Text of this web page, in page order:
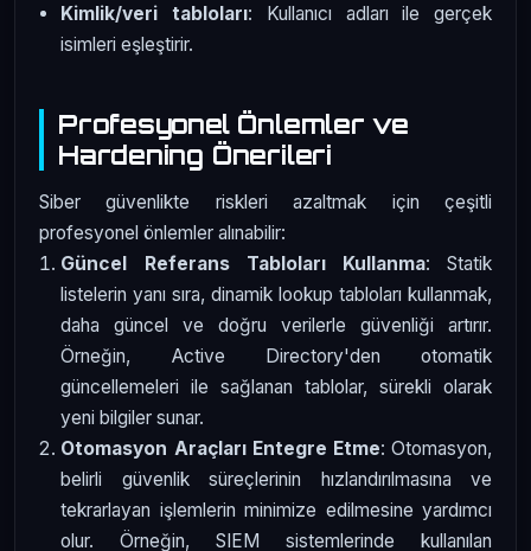
Kimlik/veri tabloları: Kullanıcı adları ile gerçek
isimleri eşleştirir.
Profesyonel Önlemler ve
Hardening Önerileri
Siber güvenlikte riskleri azaltmak için çeşitli
profesyonel önlemler alınabilir:
Güncel Referans Tabloları Kullanma: Statik
listelerin yanı sıra, dinamik lookup tabloları kullanmak,
daha güncel ve doğru verilerle güvenliği artırır.
Örneğin, Active Directory'den otomatik
güncellemeleri ile sağlanan tablolar, sürekli olarak
yeni bilgiler sunar.
Otomasyon Araçları Entegre Etme: Otomasyon,
belirli güvenlik süreçlerinin hızlandırılmasına ve
tekrarlayan işlemlerin minimize edilmesine yardımcı
olur. Örneğin, SIEM sistemlerinde kullanılan